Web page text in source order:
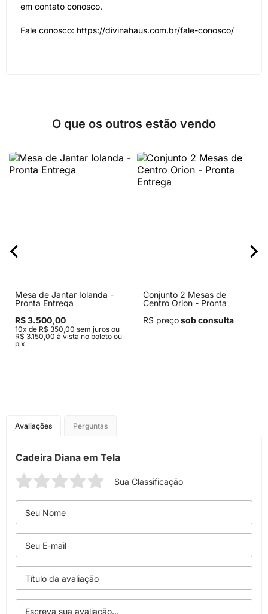
em contato conosco.
Fale conosco: https://divinahaus.com.br/fale-conosco/
O que os outros estão vendo
Mesa de Jantar Iolanda -
Pronta Entrega
R$ 3.500,00
10x de R$ 350,00 sem juros ou
R$ 3.150,00 à vista no boleto ou
pix
Conjunto 2 Mesas de
Centro Orion - Pronta
R$ preçosob consulta
Avaliações Perguntas
Cadeira Diana em Tela
Sua Classificação